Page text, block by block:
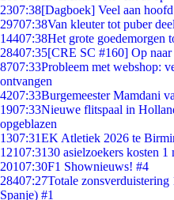
2307:38[Dagboek] Veel aan
29707:38Van kleuter tot puber
14407:38Het grote goedemorgen
28407:35[CRE SC #160] Op
8707:33Probleem met webshop:
ontvangen
4207:33Burgemeester Mamdani
1907:33Nieuwe flitspaal in
opgeblazen
1307:31EK Atletiek 2026 te
12107:3130 asielzoekers kosten
20107:30F1 Shownieuws! #4
28407:27Totale
Spanje) #1